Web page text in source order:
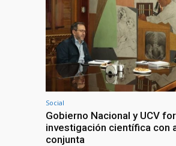
Social
Gobierno Nacional y UCV
investigación científica con
conjunta